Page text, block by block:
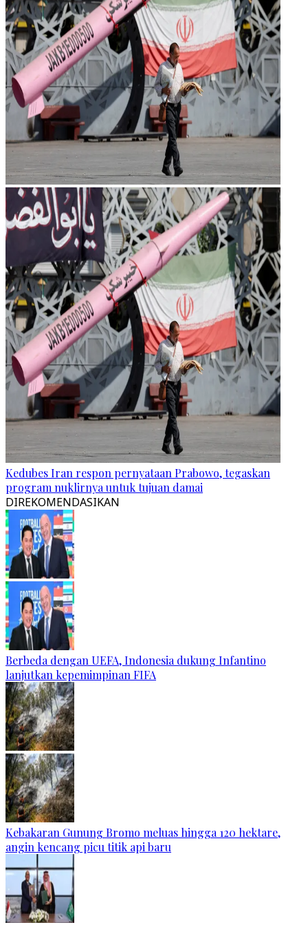
Kedubes Iran respon pernyataan Prabowo, tegaskan
program nuklirnya untuk tujuan damai
DIREKOMENDASIKAN
Berbeda dengan UEFA, Indonesia dukung Infantino
lanjutkan kepemimpinan FIFA
Kebakaran Gunung Bromo meluas hingga 120 hektare,
angin kencang picu titik api baru